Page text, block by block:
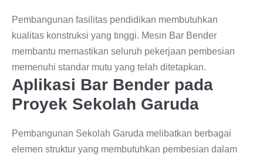
Pembangunan fasilitas pendidikan membutuhkan
kualitas konstruksi yang tinggi. Mesin Bar Bender
membantu memastikan seluruh pekerjaan pembesian
memenuhi standar mutu yang telah ditetapkan.
Aplikasi Bar Bender pada
Proyek Sekolah Garuda
Pembangunan Sekolah Garuda melibatkan berbagai
elemen struktur yang membutuhkan pembesian dalam